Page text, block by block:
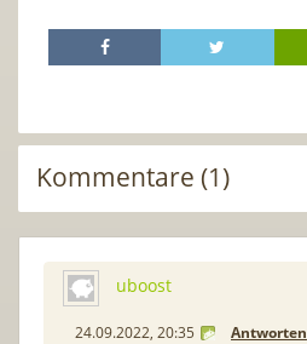
Kommentare (1)
uboost
24.09.2022, 20:35 Antworten